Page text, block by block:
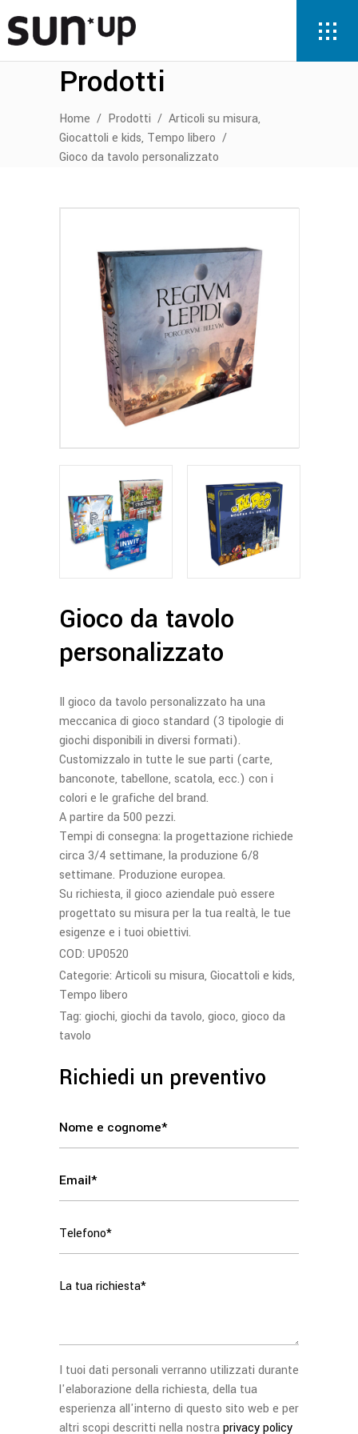
Prodotti
Home / Prodotti / Articoli su misura,
Giocattoli e kids, Tempo libero /
Gioco da tavolo personalizzato
Gioco da tavolo
personalizzato
Il gioco da tavolo personalizzato ha una
meccanica di gioco standard (3 tipologie di
giochi disponibili in diversi formati).
Customizzalo in tutte le sue parti (carte,
banconote, tabellone, scatola, ecc.) con i
colori e le grafiche del brand.
A partire da 500 pezzi.
Tempi di consegna: la progettazione richiede
circa 3/4 settimane, la produzione 6/8
settimane. Produzione europea.
Su richiesta, il gioco aziendale può essere
progettato su misura per la tua realtà, le tue
esigenze e i tuoi obiettivi.
COD: UP0520
Categorie: Articoli su misura, Giocattoli e kids,
Tempo libero
Tag: giochi, giochi da tavolo, gioco, gioco da
tavolo
Richiedi un preventivo
I tuoi dati personali verranno utilizzati durante
l'elaborazione della richiesta, della tua
esperienza all'interno di questo sito web e per
altri scopi descritti nella nostraprivacy policy